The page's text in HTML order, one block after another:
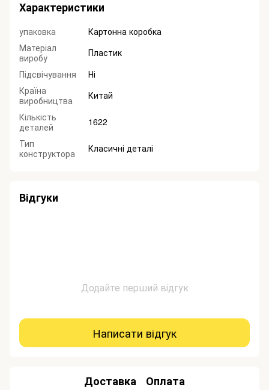
Характеристики
упаковка
Картонна коробка
Матеріал
виробу
Пластик
Підсвічування
Ні
Країна
виробництва
Китай
Кількість
деталей
1622
Тип
конструктора
Класичні деталі
Відгуки
Додайте перший відгук
Написати відгук
Доставка Оплата